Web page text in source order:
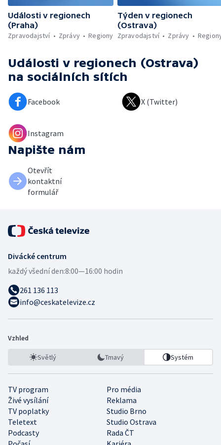
Události v regionech
(Praha)
Zpravodajství
Zprávy Regiony
Týden v regionech
(Ostrava)
Zpravodajství
Zprávy
Události v regionech (Ostrava)
na sociálních sítích
Facebook X (Twitter)
Instagram
Napište nám
Otevřít
kontaktní
formulář
Divácké centrum
každý všední den:8:00—16:00 hodin
261 136 113
info@ceskatelevize.cz
Vzhled
Světlý Tmavý Systém
TV program
Pro média
Živé vysílání
Reklama
TV poplatky
Studio Brno
Teletext
Studio Ostrava
Podcasty
Rada ČT